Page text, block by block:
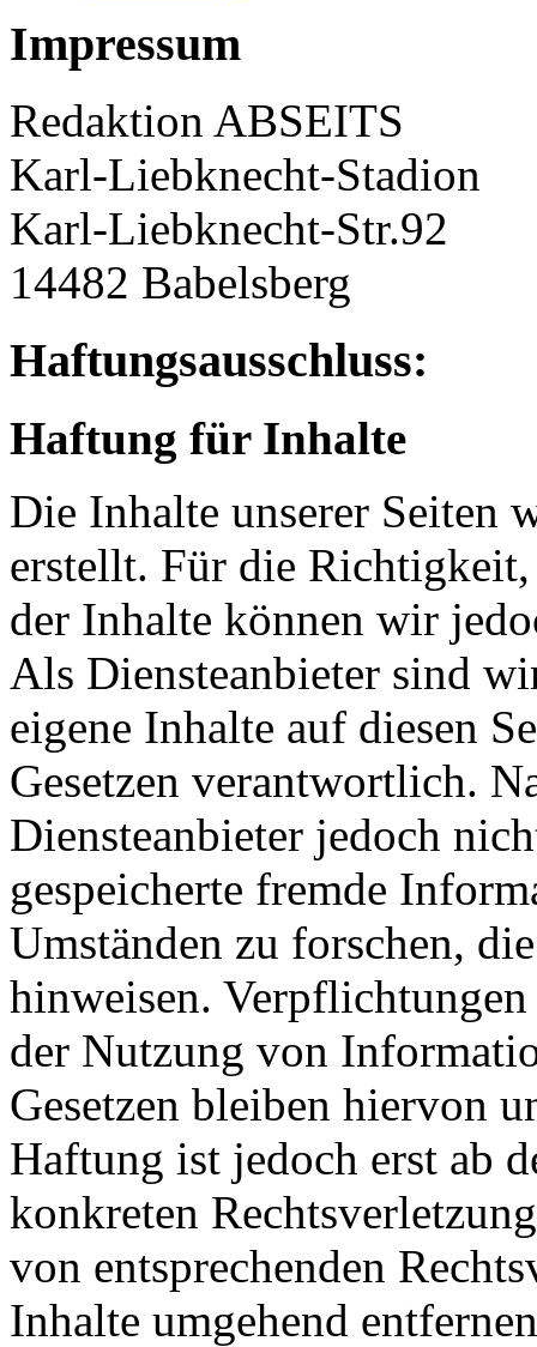
Impressum
Redaktion ABSEITS
Karl-Liebknecht-Stadion
Karl-Liebknecht-Str.92
14482 Babelsberg
Haftungsausschluss:
Haftung für Inhalte
Die Inhalte unserer Seiten
erstellt. Für die
der Inhalte können wir
Als Diensteanbieter sind
eigene Inhalte auf diesen
Gesetzen verantwortlich.
Diensteanbieter jedoch
gespeicherte fremde
Umständen zu forschen,
hinweisen.
der Nutzung von
Gesetzen bleiben hiervon
Haftung ist jedoch erst ab
konkreten
von entsprechenden
Inhalte umgehend